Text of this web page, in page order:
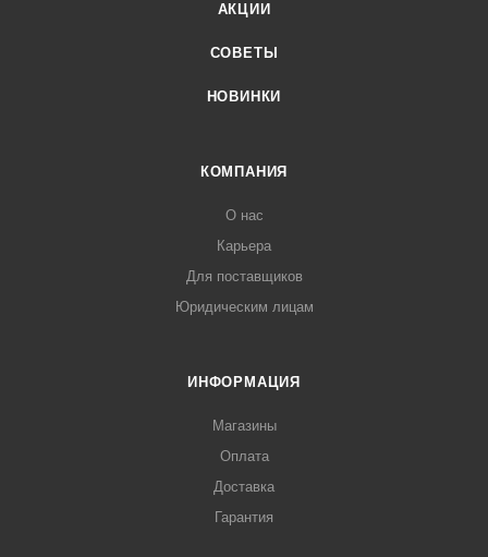
АКЦИИ
СОВЕТЫ
НОВИНКИ
КОМПАНИЯ
О нас
Карьера
Для поставщиков
Юридическим лицам
ИНФОРМАЦИЯ
Магазины
Оплата
Доставка
Гарантия